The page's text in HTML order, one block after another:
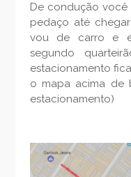
De condução você
pedaço até
vou de carro e
segundo
estacionamento
o mapa acima de
estacionamento)